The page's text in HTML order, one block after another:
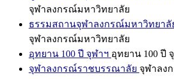
จุฬาลงกรณ์มหาวิทยาลัย
ธรรมสถานจุฬาลงกรณ์มหาวิทยาลั
จุฬาลงกรณ์มหาวิทยาลัย
อุทยาน 100 ปี จุฬาฯ อุทยาน 100 ปี
จุฬาลงกรณ์ราชบรรณาลัย จุฬาลง